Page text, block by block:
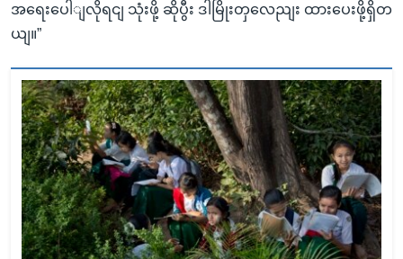
အရေးပေါျလိုရငျ သုံးဖို့ ဆိုပွီး ဒါမြိုးတှလေညျး ထားပေးဖို့ရှိတ
ယျ။”